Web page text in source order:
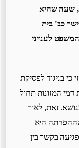
שעה שהיא
כב' בית
לענייני
בניגוד לפסיקת
המזונות תחול
זאת, לאור
היא
בקשר בין